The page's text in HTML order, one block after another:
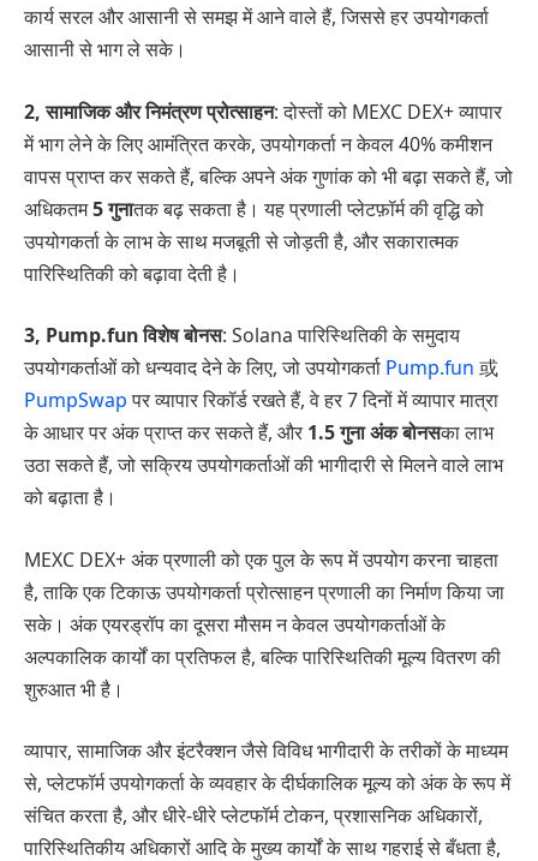
कार्य सरल और आसानी से समझ में आने वाले हैं, जिससे हर उपयोगकर्ता
आसानी से भाग ले सके।
2, सामाजिक और निमंत्रण प्रोत्साहन: दोस्तों को MEXC DEX+ व्यापार
में भाग लेने के लिए आमंत्रित करके, उपयोगकर्ता न केवल 40% कमीशन
वापस प्राप्त कर सकते हैं, बल्कि अपने अंक गुणांक को भी बढ़ा सकते हैं, जो
अधिकतम5 गुनातक बढ़ सकता है। यह प्रणाली प्लेटफ़ॉर्म की वृद्धि को
उपयोगकर्ता के लाभ के साथ मजबूती से जोड़ती है, और सकारात्मक
पारिस्थितिकी को बढ़ावा देती है।
3, Pump.fun विशेष बोनस: Solana पारिस्थितिकी के समुदाय
उपयोगकर्ताओं को धन्यवाद देने के लिए, जो उपयोगकर्ता Pump.fun 或
PumpSwapपर व्यापार रिकॉर्ड रखते हैं, वे हर 7 दिनों में व्यापार मात्रा
के आधार पर अंक प्राप्त कर सकते हैं, और 1.5 गुना अंक बोनसका लाभ
उठा सकते हैं, जो सक्रिय उपयोगकर्ताओं की भागीदारी से मिलने वाले लाभ
को बढ़ाता है।
MEXC DEX+ अंक प्रणाली को एक पुल के रूप में उपयोग करना चाहता
है, ताकि एक टिकाऊ उपयोगकर्ता प्रोत्साहन प्रणाली का निर्माण किया जा
सके। अंक एयरड्रॉप का दूसरा मौसम न केवल उपयोगकर्ताओं के
अल्पकालिक कार्यों का प्रतिफल है, बल्कि पारिस्थितिकी मूल्य वितरण की
शुरुआत भी है।
व्यापार, सामाजिक और इंटरैक्शन जैसे विविध भागीदारी के तरीकों के माध्यम
से, प्लेटफॉर्म उपयोगकर्ता के व्यवहार के दीर्घकालिक मूल्य को अंक के रूप में
संचित करता है, और धीरे-धीरे प्लेटफॉर्म टोकन, प्रशासनिक अधिकारों,
पारिस्थितिकीय अधिकारों आदि के मुख्य कार्यों के साथ गहराई से बँधता है,